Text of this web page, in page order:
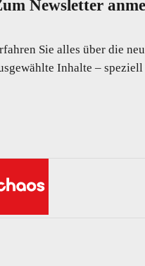
Newsletter
Sie alles über die
Inhalte –